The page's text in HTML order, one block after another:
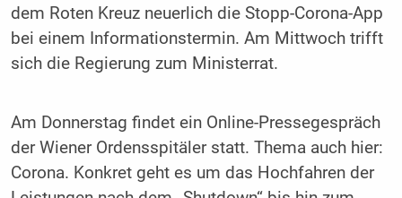
dem Roten Kreuz neuerlich die Stopp-Corona-App
bei einem Informationstermin. Am Mittwoch trifft
sich die Regierung zum Ministerrat.
Am Donnerstag findet ein Online-Pressegespräch
der Wiener Ordensspitäler statt. Thema auch hier:
Corona. Konkret geht es um das Hochfahren der